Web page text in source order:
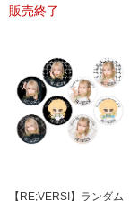
販売終了
【RE;VERSI】ランダム